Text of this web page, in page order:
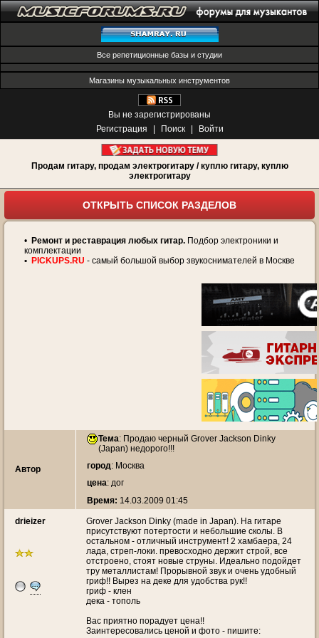
Все репетиционные базы и студии
Магазины музыкальных инструментов
Вы не зарегистрированы
Регистрация
Поиск Войти
Продам гитару, продам электрогитару / куплю гитару, куплю
электрогитару
ОТКРЫТЬ СПИСОК РАЗДЕЛОВ
• Ремонт и реставрация любых гитар. Подбор электроники и
комплектации
• PICKUPS.RU - самый большой выбор звукоснимателей в Москве
Автор
Тема: Продаю черный Grover Jackson Dinky
(Japan) недорого!!!
город: Москва
цена: дог
Время: 14.03.2009 01:45
drieizer
Grover Jackson Dinky (made in Japan). На гитаре
присутствуют потертости и небольшие сколы. В
остальном - отличный инструмент! 2 хамбаера, 24
лада, стреп-локи. превосходно держит строй, все
отстроено, стоят новые струны. Идеально подойдет
тру металлистам! Прорывной звук и очень удобный
гриф!! Вырез на деке для удобства рук!!
гриф - клен
дека - тополь
Вас приятно порадует цена!!
Заинтересовались ценой и фото - пишите: